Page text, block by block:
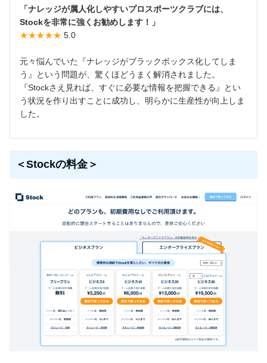
「ナレッジが属人化しやすいプロスポーツクラブには、
Stockを非常に強くお勧めします！」
★★★★★ 5.0
元々悩んでいた『ナレッジがブラックボックス化してしま
う』という問題が、驚くほどうまく解消されました。
『Stockさえ見れば、すぐに必要な情報を把握できる』とい
う状況を作り出すことに成功し、明らかに生産性が向上しま
した。
＜Stockの料金＞